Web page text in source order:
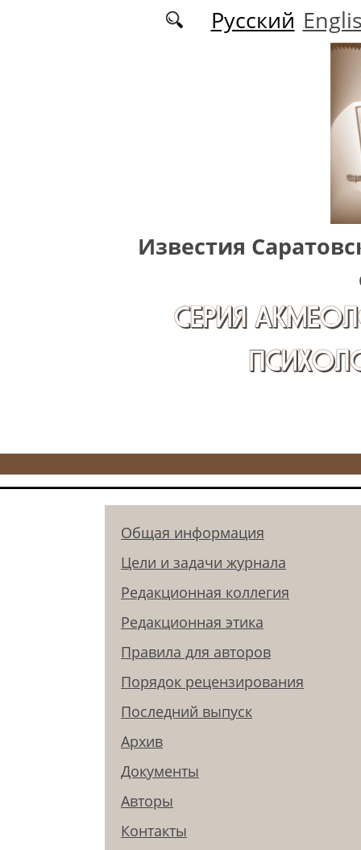
Перейти к основному содержаниюРусский
Известия
СЕРИЯ
Общая информация
Цели и задачи журнала
Редакционная коллегия
Редакционная этика
Правила для авторов
Порядок рецензирования
Последний выпуск
Архив
Документы
Авторы
Контакты